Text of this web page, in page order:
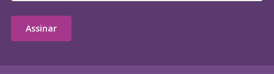
Assinar